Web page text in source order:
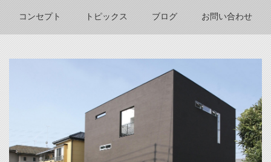
コンセプト トピックス ブログ お問い合わせ